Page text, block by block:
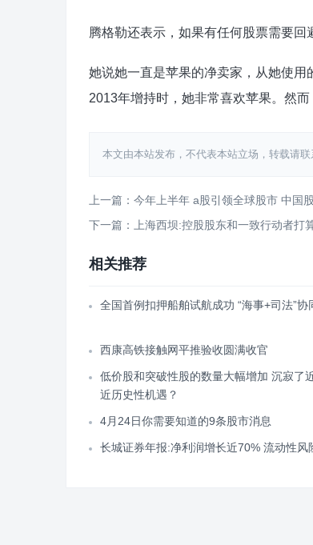
腾格勒还表示，如果有任何股票需要回
她说她一直是苹果的净卖家，从她使
2013年增持时，她非常喜欢苹果。然
本文由本站发布，不代表本站立场，转载请
上一篇：今年上半年 a股引领全球股市 中国
下一篇：上海西坝:控股股东和一致行动者打
相关推荐
全国首例扣押船舶试航成功 “海事+司法”
西康高铁接触网平推验收圆满收官
低价股和突破性股的数量大幅增加 沉寂了
近历史性机遇？
4月24日你需要知道的9条股市消息
长城证券年报:净利润增长近70% 流动性风